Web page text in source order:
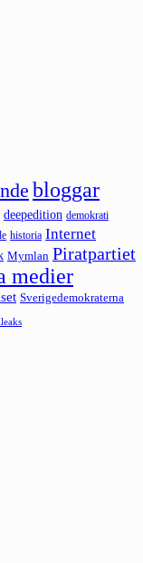
bloggar
deepedition demokrati
historia Internet
Mymlan Piratpartiet
medier
Sverigedemokraterna